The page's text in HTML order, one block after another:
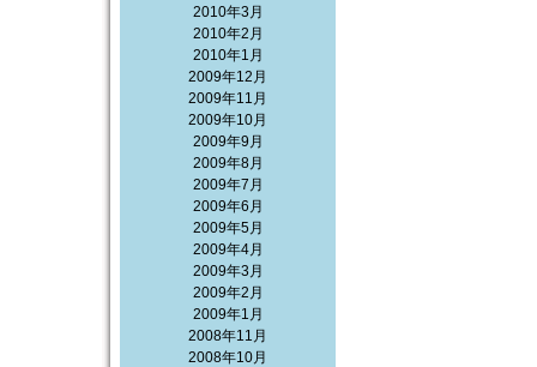
2010年3月
2010年2月
2010年1月
2009年12月
2009年11月
2009年10月
2009年9月
2009年8月
2009年7月
2009年6月
2009年5月
2009年4月
2009年3月
2009年2月
2009年1月
2008年11月
2008年10月